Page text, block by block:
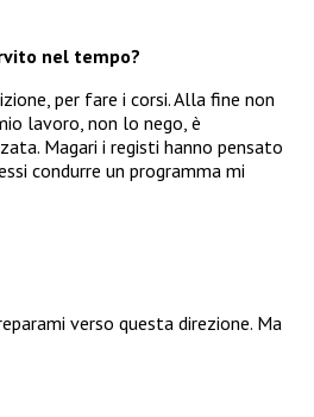
nel tempo?
per fare i corsi. Alla fine non
lavoro, non lo nego, è
Magari i registi hanno pensato
condurre un programma mi
verso questa direzione. Ma